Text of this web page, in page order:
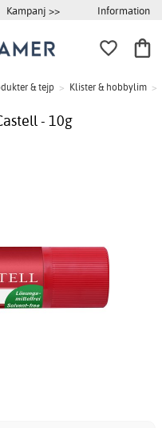
Kampanj >> Information
& tejp > Klister & hobbylim >
- 10g